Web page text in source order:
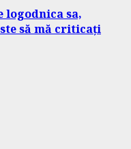
logodnica sa,
să mă criticați